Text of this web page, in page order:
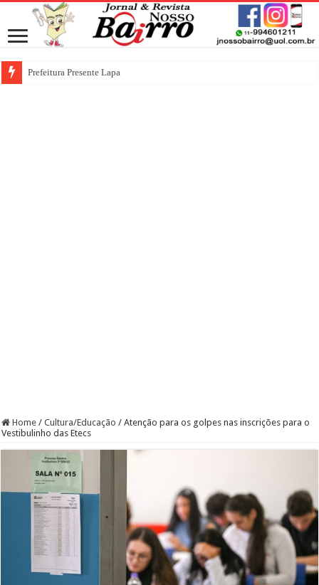
Prefeitura Presente Lapa
Home / Cultura/Educação / Atenção para os golpes nas inscrições para o
Vestibulinho das Etecs